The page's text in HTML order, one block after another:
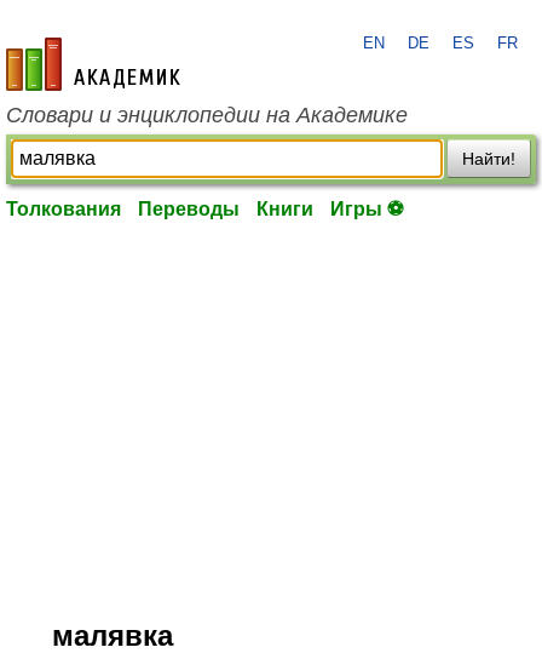
academic.ru
EN DE ES FR
Словари и энциклопедии на Академике
Найти!
Толкования Переводы Книги Игры ⚽
малявка